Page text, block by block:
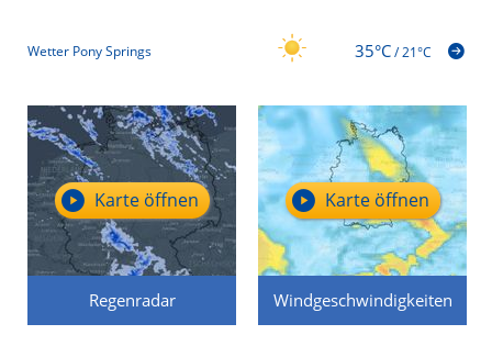
Wetter Pony Springs 35°C/21°C
Regenradar
Karte öffnen
Windgeschwindigkeiten
Karte öffnen